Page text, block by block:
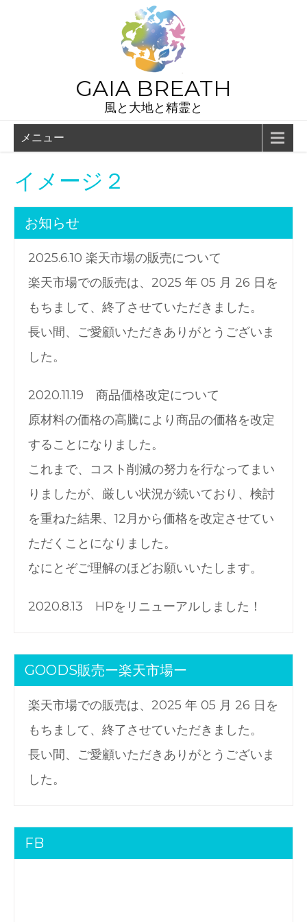
GAIA BREATH
風と大地と精霊と
メニュー
イメージ２
お知らせ
2025.6.10 楽天市場の販売について
楽天市場での販売は、2025 年 05 月 26 日を
もちまして、終了させていただきました。
長い間、ご愛顧いただきありがとうございま
した。
2020.11.19 商品価格改定について
原材料の価格の高騰により商品の価格を改定
することになりました。
これまで、コスト削減の努力を行なってまい
りましたが、厳しい状況が続いており、検討
を重ねた結果、12月から価格を改定させてい
ただくことになりました。
なにとぞご理解のほどお願いいたします。
2020.8.13 HPをリニューアルしました！
GOODS販売ー楽天市場ー
楽天市場での販売は、2025 年 05 月 26 日を
もちまして、終了させていただきました。
長い間、ご愛顧いただきありがとうございま
した。
FB